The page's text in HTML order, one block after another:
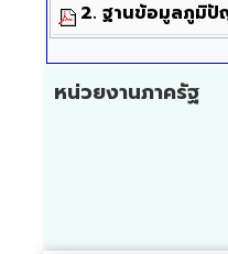
2. ฐานข้อมูลภูมิ
หน่วยงานภาครัฐ